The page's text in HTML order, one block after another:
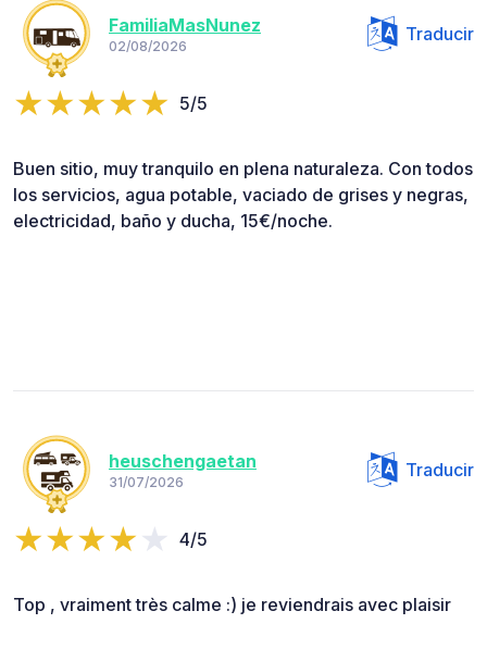
FamiliaMasNunez
02/08/2026
Traducir
5/5
Buen sitio, muy tranquilo en plena naturaleza. Con todos
los servicios, agua potable, vaciado de grises y negras,
electricidad, baño y ducha, 15€/noche.
heuschengaetan
31/07/2026
Traducir
4/5
Top , vraiment très calme :) je reviendrais avec plaisir